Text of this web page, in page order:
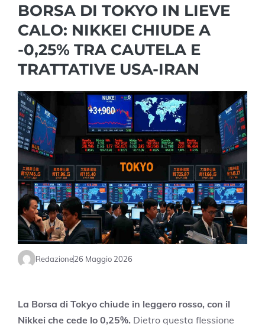
BORSA DI TOKYO IN LIEVE
CALO: NIKKEI CHIUDE A
-0,25% TRA CAUTELA E
TRATTATIVE USA-IRAN
Redazione26 Maggio 2026
La Borsa di Tokyo chiude in leggero rosso, con il
Nikkei che cede lo 0,25%. Dietro questa flessione